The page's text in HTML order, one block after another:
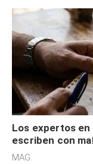
Los expertos
escriben con
acelerado y no
MAG.